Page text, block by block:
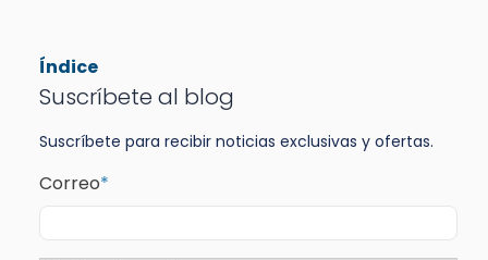
Índice
Suscríbete al blog
Suscríbete para recibir noticias exclusivas y ofertas.
Correo*